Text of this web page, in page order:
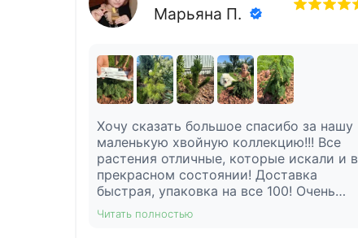
Марьяна П.
Хочу сказать большое спасибо за нашу
маленькую хвойную коллекцию!!! Все
растения отличные, которые искали и в
прекрасном состоянии! Доставка
быстрая, упаковка на все 100! Очень
порадовали!
Читать полностью